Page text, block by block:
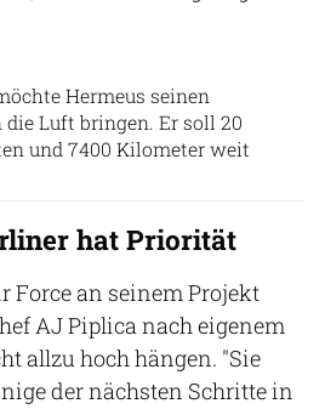
Hermeus seinen
Luft bringen. Er soll 20
und 7400 Kilometer weit
hat Priorität
Force an seinem Projekt
AJ Piplica nach eigenem
allzu hoch hängen. "Sie
der nächsten Schritte in